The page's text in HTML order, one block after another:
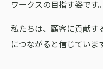
ワークスの目指す姿です。
私たちは、顧客に貢献す
につながると信じていま